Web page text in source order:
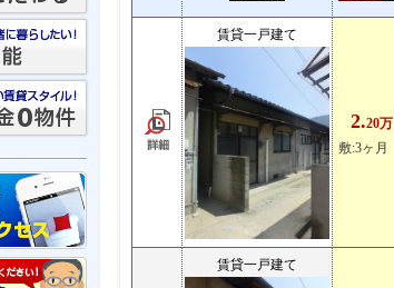
賃貸一戸建て
2.20万
敷:3ヶ月
賃貸一戸建て